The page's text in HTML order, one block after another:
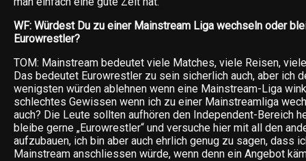
WF: Würdest Du zu einer Mainstream Liga wechseln oder
Eurowrestler?
TOM: Mainstream bedeutet viele Matches, viele Reisen,
Das bedeutet Eurowrestler zu sein sicherlich auch, aber ich
wenigsten würden ablehnen wenn eine Mainstream-Liga
schlechtes Gewissen wenn ich zu einer Mainstreamliga
auch? Die Leute sollten aufhören den Independent-Bereich
bleibe gerne „Eurowrestler“ und versuche hier mit all den
aufzubauen, ich bin aber auch ehrlich genug zu sagen, dass
Mainstream anschliessen würde, wenn denn ein Angebot